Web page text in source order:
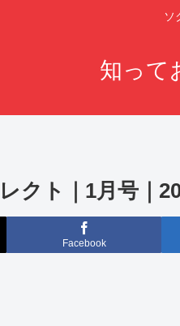
ソ
知って
クト｜1月号｜
Facebook